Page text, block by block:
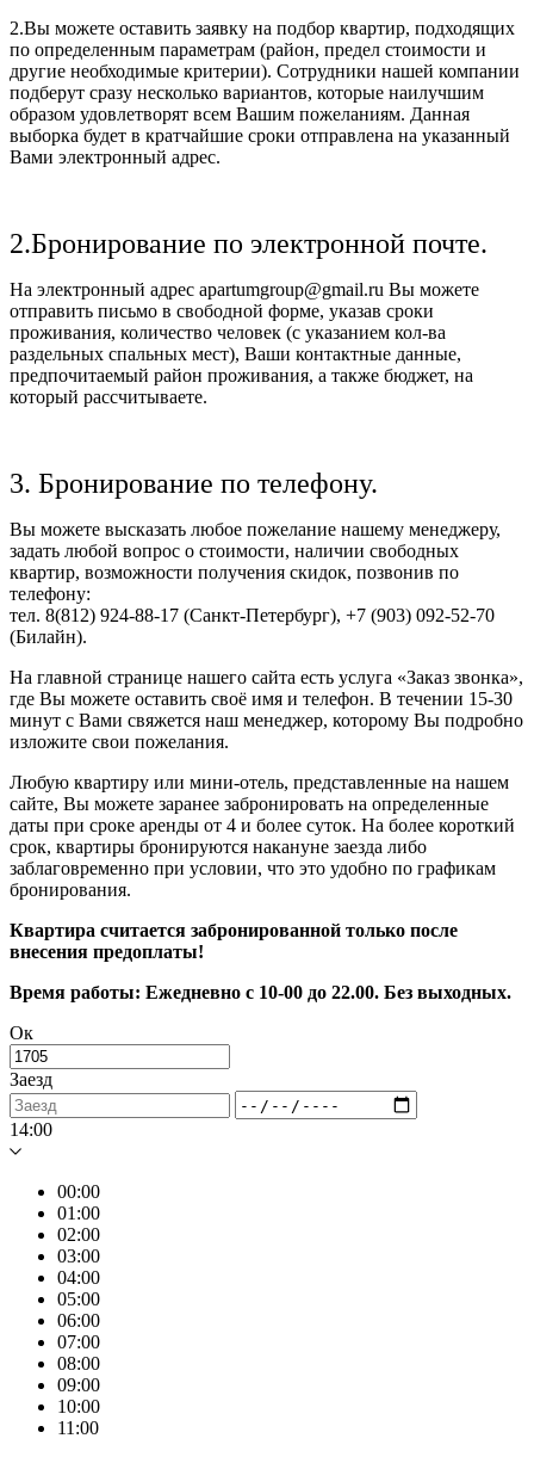
2.Вы можете оставить заявку на подбор квартир, подходящих
по определенным параметрам (район, предел стоимости и
другие необходимые критерии). Сотрудники нашей компании
подберут сразу несколько вариантов, которые наилучшим
образом удовлетворят всем Вашим пожеланиям. Данная
выборка будет в кратчайшие сроки отправлена на указанный
Вами электронный адрес.
2.Бронирование по электронной почте.
На электронный адрес apartumgroup@gmail.ru Вы можете
отправить письмо в свободной форме, указав сроки
проживания, количество человек (с указанием кол-ва
раздельных спальных мест), Ваши контактные данные,
предпочитаемый район проживания, а также бюджет, на
который рассчитываете.
3. Бронирование по телефону.
Вы можете высказать любое пожелание нашему менеджеру,
задать любой вопрос о стоимости, наличии свободных
квартир, возможности получения скидок, позвонив по
телефону:
тел. 8(812) 924-88-17 (Санкт-Петербург), +7 (903) 092-52-70
(Билайн).
На главной странице нашего сайта есть услуга «Заказ звонка»,
где Вы можете оставить своё имя и телефон. В течении 15-30
минут с Вами свяжется наш менеджер, которому Вы подробно
изложите свои пожелания.
Любую квартиру или мини-отель, представленные на нашем
сайте, Вы можете заранее забронировать на определенные
даты при сроке аренды от 4 и более суток. На более короткий
срок, квартиры бронируются накануне заезда либо
заблаговременно при условии, что это удобно по графикам
бронирования.
Квартира считается забронированной только после
внесения предоплаты!
Время работы: Ежедневно с 10-00 до 22.00. Без выходных.
Ок
Заезд
14:00
00:00
01:00
02:00
03:00
04:00
05:00
06:00
07:00
08:00
09:00
10:00
11:00